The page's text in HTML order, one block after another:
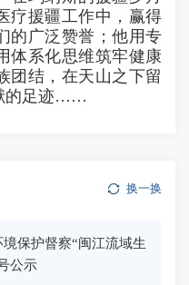
疗援疆工作中，赢得
的广泛赞誉；他用专
体系化思维筑牢健康
团结，在天山之下留
的足迹……
换一换
保护督察“闽江流域生
公示